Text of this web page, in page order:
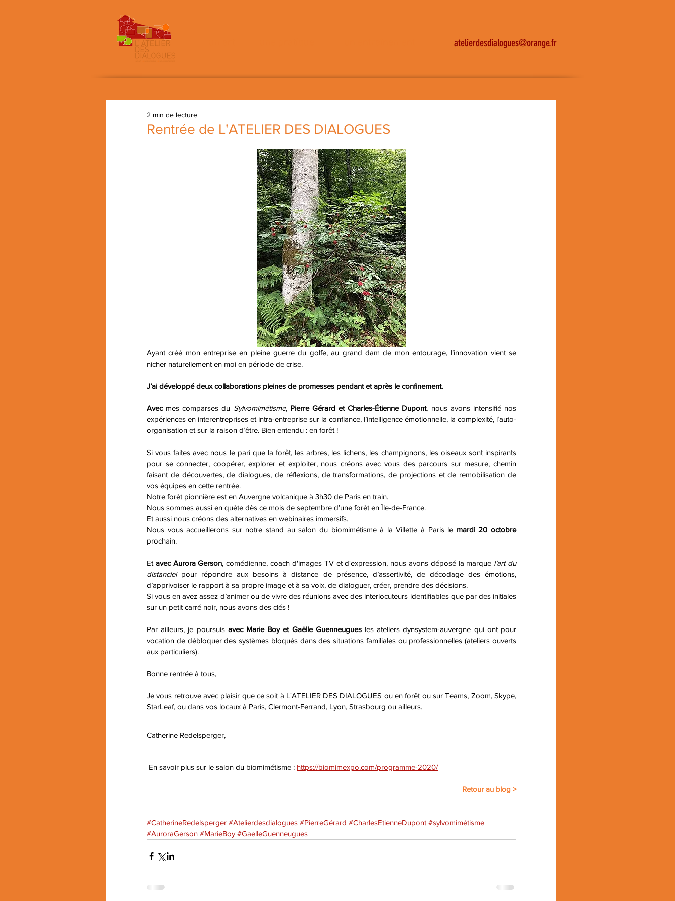
atelierdesdialogues@orange.fr
Rentrée de L'ATELIER DES DIALOGUES
2 min de lecture
Ayant créé mon entreprise en pleine guerre du golfe, au grand dam de mon entourage, l’innovation vient se
nicher naturellement en moi en période de crise.
J’ai développé deux collaborations pleines de promesses pendant et après le confinement.
Avec mes comparses du Sylvomimétisme, Pierre Gérard et Charles-Étienne Dupont, nous avons intensifié nos
expériences en interentreprises et intra-entreprise sur la confiance, l’intelligence émotionnelle, la complexité, l’auto-
organisation et sur la raison d’être. Bien entendu : en forêt !
Si vous faites avec nous le pari que la forêt, les arbres, les lichens, les champignons, les oiseaux sont inspirants
pour se connecter, coopérer, explorer et exploiter, nous créons avec vous des parcours sur mesure, chemin
faisant de découvertes, de dialogues, de réflexions, de transformations, de projections et de remobilisation de
vos équipes en cette rentrée.
Notre forêt pionnière est en Auvergne volcanique à 3h30 de Paris en train.
Nous sommes aussi en quête dès ce mois de septembre d’une forêt en Île-de-France.
Et aussi nous créons des alternatives en webinaires immersifs.
Nous vous accueillerons sur notre stand au salon du biomimétisme à la Villette à Paris le
mardi 20 octobre
prochain.
Et avec Aurora Gerson, comédienne, coach d'images TV et d'expression, nous avons déposé la marque l’art du
distanciel pour répondre aux besoins à distance de présence, d’assertivité, de décodage des émotions,
d’apprivoiser le rapport à sa propre image et à sa voix, de dialoguer, créer, prendre des décisions.
Si vous en avez assez d’animer ou de vivre des réunions avec des interlocuteurs identifiables que par des initiales
sur un petit carré noir, nous avons des clés !
Par ailleurs, je poursuis avec Marie Boy et Gaëlle Guenneugues les ateliers dynsystem-auvergne qui ont pour
vocation de débloquer des systèmes bloqués dans des situations familiales ou professionnelles (ateliers ouverts
aux particuliers).
Bonne rentrée à tous,
Je vous retrouve avec plaisir que ce soit à L'ATELIER DES DIALOGUES ou en forêt ou sur Teams, Zoom, Skype,
StarLeaf, ou dans vos locaux à Paris, Clermont-Ferrand, Lyon, Strasbourg ou ailleurs.
Catherine Redelsperger,
En savoir plus sur le salon du biomimétisme : https://biomimexpo.com/programme-2020/
Retour au blog >
#CatherineRedelsperger #Atelierdesdialogues #PierreGérard #CharlesEtienneDupont #sylvomimétisme
#AuroraGerson #MarieBoy #GaelleGuenneugues